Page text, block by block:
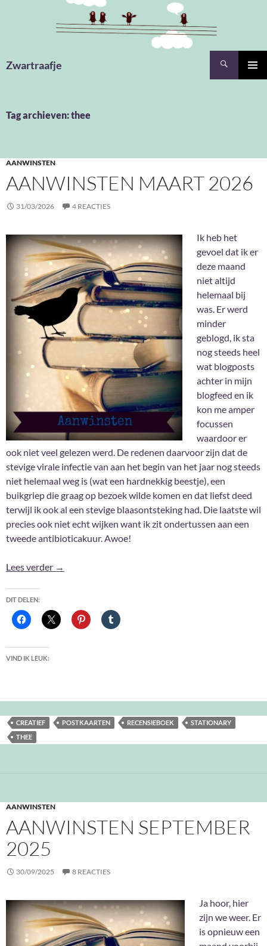
Zwartraafje
Tag archieven: thee
AANWINSTEN
AANWINSTEN MAART 2026
31/03/2026 4 REACTIES
Ik heb het
gevoel dat ik er
deze maand
niet altijd
helemaal bij
was. Er werd
minder
geblogd, ik sta
nog steeds heel
wat blogposts
achter in mijn
blogfeed en ik
kon me amper
focussen
waardoor er
ook niet veel gelezen werd. De redenen daarvoor zijn dat de
stevige virale infectie van aan het begin van het jaar nog steeds
niet helemaal weg is (wat een hardnekkig beestje), een
buikgriep die graag op bezoek wilde komen en dat liefst deed
terwijl ik ook al een stevige blaasontsteking had. Die laatste wil
precies ook niet echt wijken want ik zit ondertussen aan een
tweede antibioticakuur. Awoe!
Lees verder Aanwinsten Maart 2026
→
DIT DELEN:
VIND IK LEUK:
CREATIEF POSTKAARTEN RECENSIEBOEK
STATIONARY
THEE
AANWINSTEN
AANWINSTEN SEPTEMBER
2025
30/09/2025 8 REACTIES
Ja hoor, hier
zijn we weer. Er
is opnieuw een